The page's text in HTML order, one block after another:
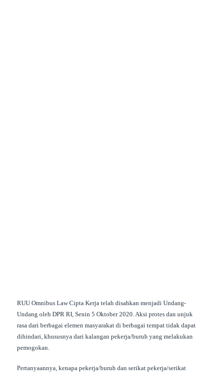
RUU Omnibus Law Cipta Kerja telah disahkan menjadi Undang-
Undang oleh DPR RI, Senin 5 Oktober 2020. Aksi protes dan unjuk
rasa dari berbagai elemen masyarakat di berbagai tempat tidak dapat
dihindari, khususnya dari kalangan pekerja/buruh yang melakukan
pemogokan.
Pertanyaannya, kenapa pekerja/buruh dan serikat pekerja/serikat